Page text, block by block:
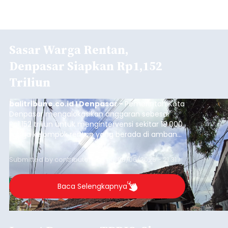
Sasar Warga Rentan,
Denpasar Siapkan Rp1,152
Triliun
balitribune.co.id I Denpasar - Pemerintah Kota
Denpasar mengalokasikan anggaran sebesar
Rp1,152 triliun untuk mengintervensi sekitar 18.000
warga kelompok rentan yang berada di ambang
garis kemiskinan. Langkah strategis ini diambil
guna menjaga masyarakat yang berada pada
kelompok desil 5 dan 6 tersebut agar tidak
merosot ke kategori miskin.
Submitted by contributor Thu, 08/06/2026 - 21:31
Baca Selengkapnya